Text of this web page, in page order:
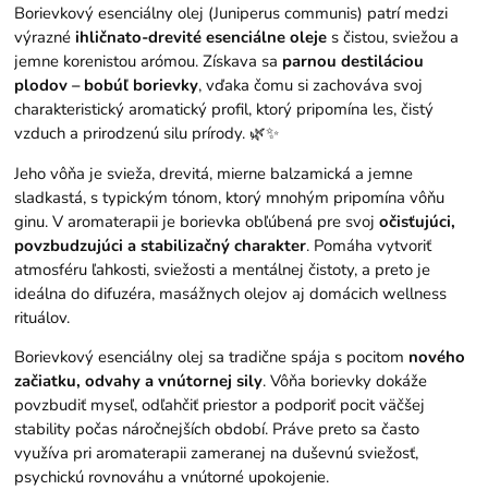
Borievkový esenciálny olej (Juniperus communis) patrí medzi
výraznéihličnato-drevité esenciálne oleje s čistou, sviežou a
jemne korenistou arómou. Získava sa parnou destiláciou
plodov – bobúľ borievky, vďaka čomu si zachováva svoj
charakteristický aromatický profil, ktorý pripomína les, čistý
vzduch a prirodzenú silu prírody. 🌿✨
Jeho vôňa je svieža, drevitá, mierne balzamická a jemne
sladkastá, s typickým tónom, ktorý mnohým pripomína vôňu
ginu. V aromaterapii je borievka obľúbená pre svojočisťujúci,
povzbudzujúci a stabilizačný charakter. Pomáha vytvoriť
atmosféru ľahkosti, sviežosti a mentálnej čistoty, a preto je
ideálna do difuzéra, masážnych olejov aj domácich wellness
rituálov.
Borievkový esenciálny olej sa tradične spája s pocitom nového
začiatku, odvahy a vnútornej sily. Vôňa borievky dokáže
povzbudiť myseľ, odľahčiť priestor a podporiť pocit väčšej
stability počas náročnejších období. Práve preto sa často
využíva pri aromaterapii zameranej na duševnú sviežosť,
psychickú rovnováhu a vnútorné upokojenie.